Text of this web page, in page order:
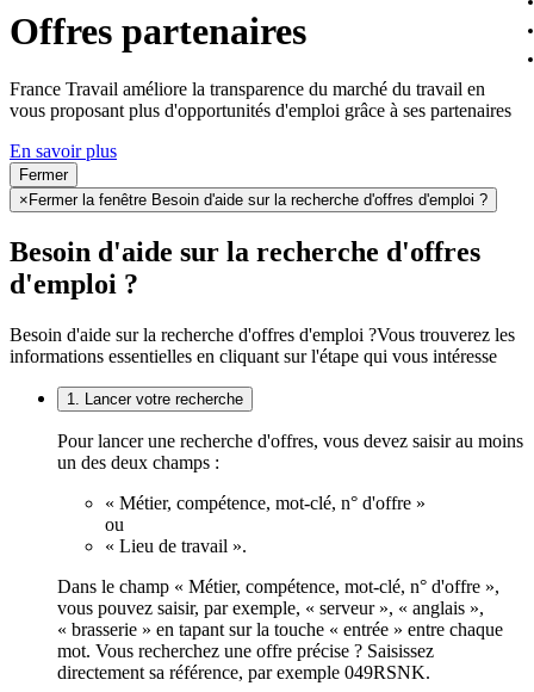
Offres partenaires
France Travail améliore la transparence du marché du travail en
vous proposant plus d'opportunités d'emploi grâce à ses partenaires
En savoir plus
Fermer
× Fermer la fenêtre Besoin d'aide sur la recherche d'offres d'emploi ?
Besoin d'aide sur la recherche d'offres
d'emploi ?
Besoin d'aide sur la recherche d'offres d'emploi ?Vous trouverez les
informations essentielles en cliquant sur l'étape qui vous intéresse
1. Lancer votre recherche
Pour lancer une recherche d'offres, vous devez saisir au moins
un des deux champs :
« Métier, compétence, mot-clé, n° d'offre »
ou
« Lieu de travail ».
Dans le champ « Métier, compétence, mot-clé, n° d'offre »,
vous pouvez saisir, par exemple, « serveur », « anglais »,
« brasserie » en tapant sur la touche « entrée » entre chaque
mot. Vous recherchez une offre précise ? Saisissez
directement sa référence, par exemple 049RSNK.